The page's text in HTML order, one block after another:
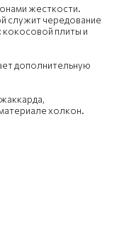
жесткости.
служит чередование
кокосовой плиты и
дополнительную
холкон.